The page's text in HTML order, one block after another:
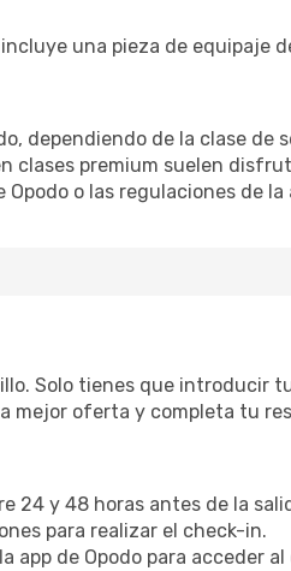
una pieza de equipaje
dependiendo de la clase de
premium suelen
o las regulaciones de la
Solo tienes que introducir
mejor oferta y completa tu
24 y 48 horas antes de la
para realizar el check-in.
app de Opodo para